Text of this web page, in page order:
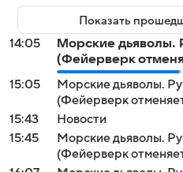
Показать
14:05
Морские дьяволы.
(Фейерверк
15:05
Морские дьяволы.
(Фейерверк
15:43
Новости
15:45
Морские дьяволы.
(Фейерверк